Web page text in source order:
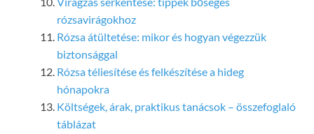
rózsavirágokhoz
Rózsa átültetése: mikor és hogyan végezzük
biztonsággal
Rózsa téliesítése és felkészítése a hideg
hónapokra
Költségek, árak, praktikus tanácsok – összefoglaló
táblázat